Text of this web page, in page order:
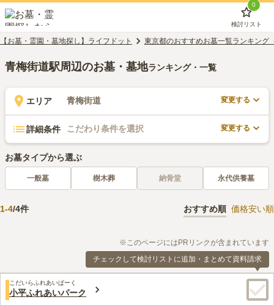
0
検討リスト
【お墓・霊園・墓地探し】ライフドット 東京都のおすすめお墓一覧ランキング
青梅街道駅周辺のお墓・墓地ランキング・一覧
エリア 青梅街道 変更する
詳細条件 こだわり条件を選択 変更する
お墓タイプから選ぶ
一般墓 樹木葬 納骨堂 永代供養墓
1-4/4件 おすすめ順 価格安い順
※このページにはPRリンクが含まれています
チェックして検討リストに追加・まとめて資料請求
こだいらふれあいぱーく
小平ふれあいパーク